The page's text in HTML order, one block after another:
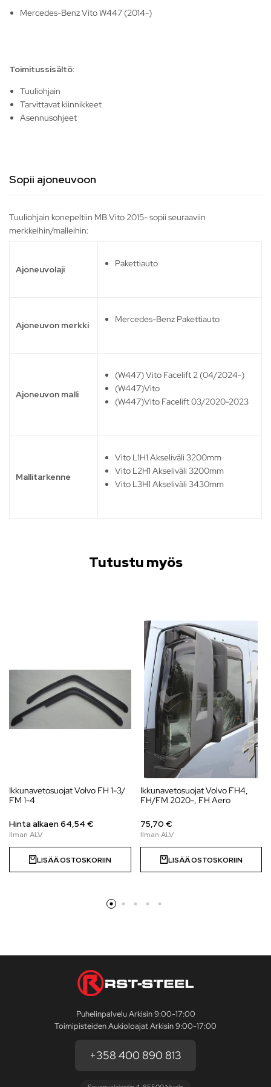
Mercedes-Benz Vito W447 (2014-)
Toimitussisältö:
Tuuliohjain
Tarvittavat kiinnikkeet
Asennusohjeet
Sopii ajoneuvoon
Tuuliohjain konepeltiin MB Vito 2015- sopii seuraaviin
merkkeihin/malleihin:
Ajoneuvolaji
Pakettiauto
Ajoneuvon merkki
Mercedes-Benz Pakettiauto
Ajoneuvon malli
(W447) Vito Facelift 2 (04/2024-)
(W447)Vito
(W447)Vito Facelift 03/2020-2023
Mallitarkenne
Vito L1H1 Akseliväli 3200mm
Vito L2H1 Akseliväli 3200mm
Vito L3H1 Akseliväli 3430mm
Tutustu myös
Ikkunavetosuojat Volvo FH 1-3/
FM 1-4
Hinta alkaen 64,54 €
LISÄÄ OSTOSKORIIN
Ikkunavetosuojat Volvo FH4,
FH/FM 2020-, FH Aero
75,70 €
LISÄÄ OSTOSKORIIN
Puhelinpalvelu Arkisin 9:00-17:00
Toimipisteiden Aukioloajat Arkisin 9:00-17:00
+358 400 890 813